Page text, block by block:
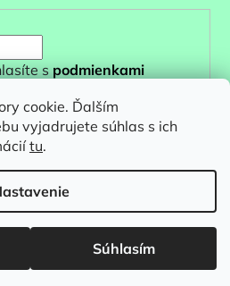
cookie. Ďalším
vyjadrujete súhlas s ich
tu.
Súhlasím
spodmienkami
. Všetky práva vyhradené.